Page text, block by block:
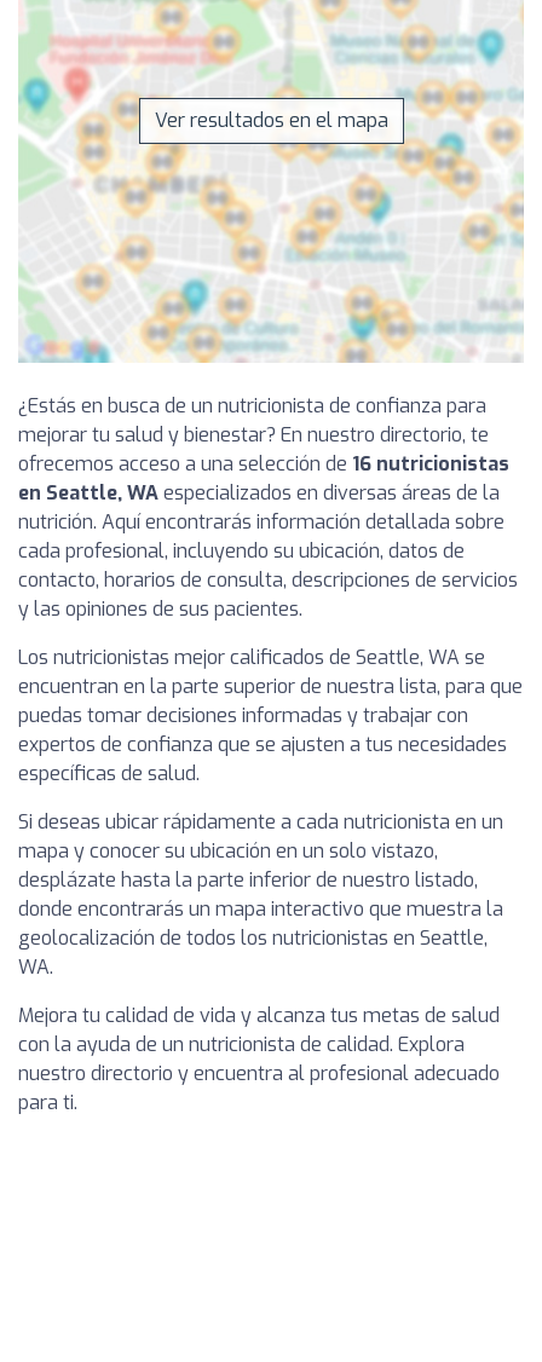
Ver resultados en el mapa
¿Estás en busca de un nutricionista de confianza para
mejorar tu salud y bienestar? En nuestro directorio, te
ofrecemos acceso a una selección de 16 nutricionistas
en Seattle, WAespecializados en diversas áreas de la
nutrición. Aquí encontrarás información detallada sobre
cada profesional, incluyendo su ubicación, datos de
contacto, horarios de consulta, descripciones de servicios
y las opiniones de sus pacientes.
Los nutricionistas mejor calificados de Seattle, WA se
encuentran en la parte superior de nuestra lista, para que
puedas tomar decisiones informadas y trabajar con
expertos de confianza que se ajusten a tus necesidades
específicas de salud.
Si deseas ubicar rápidamente a cada nutricionista en un
mapa y conocer su ubicación en un solo vistazo,
desplázate hasta la parte inferior de nuestro listado,
donde encontrarás un mapa interactivo que muestra la
geolocalización de todos los nutricionistas en Seattle,
WA.
Mejora tu calidad de vida y alcanza tus metas de salud
con la ayuda de un nutricionista de calidad. Explora
nuestro directorio y encuentra al profesional adecuado
para ti.